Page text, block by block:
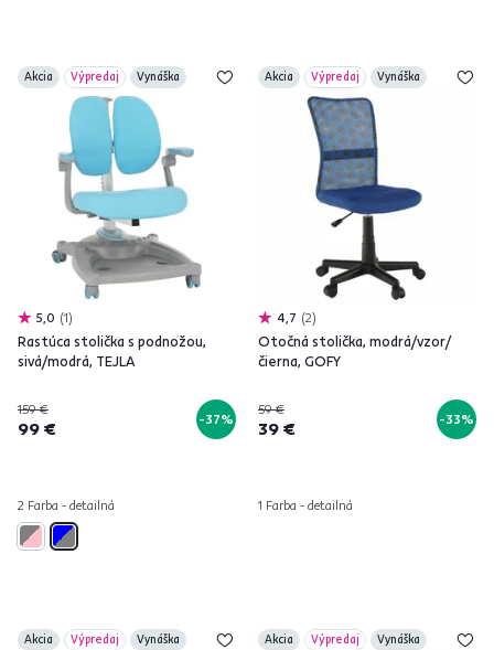
Akcia Výpredaj Vynáška
5,0 1
Rastúca stolička s podnožou,
sivá/modrá, TEJLA
159 €
99 € -37%
2 Farba - detailná
Akcia Výpredaj Vynáška
4,7 2
Otočná stolička, modrá/vzor/
čierna, GOFY
59 €
39 € -33%
1 Farba - detailná
Akcia Výpredaj Vynáška Akcia Výpredaj Vynáška